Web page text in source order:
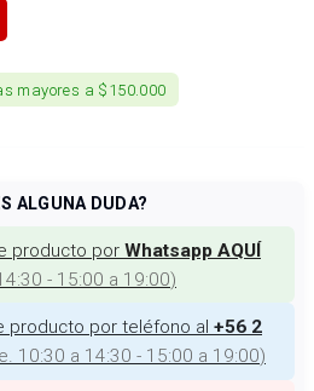
mayores a $150.000
ALGUNA DUDA?
producto por Whatsapp AQUÍ
- 15:00 a 19:00)
producto por teléfono al +56 2
10:30 a 14:30 - 15:00 a 19:00)